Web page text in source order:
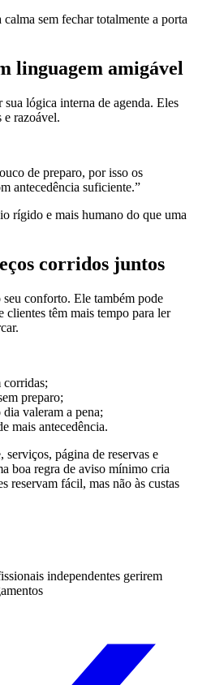
sem fechar totalmente a porta
linguagem amigável
lógica interna de agenda. Eles
e razoável.
de preparo, por isso os
antecedência suficiente.”
rígido e mais humano do que uma
corridos juntos
conforto. Ele também pode
clientes têm mais tempo para ler
corridas;
preparo;
valeram a pena;
mais antecedência.
página de reservas e
boa regra de aviso mínimo cria
reservam fácil, mas não às custas
independentes gerirem